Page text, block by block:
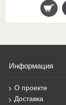
Информация
О проекте
Доставка